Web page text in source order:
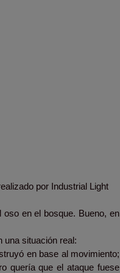
por Industrial Light
en el bosque. Bueno, en
una situación real:
en base al movimiento;
quería que el ataque fuese